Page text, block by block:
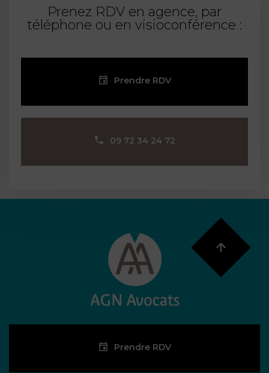
Prenez RDV en agence, par
téléphone ou en visioconférence :
Prendre RDV
09 72 34 24 72
Prendre RDV